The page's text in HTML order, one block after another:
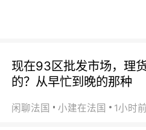
现在93区批发市场，理
的？从早忙到晚的那种
闲聊法国 小建在法国 1小时前